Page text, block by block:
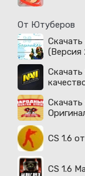
От Ютуберов
Скачать
(Версия
Скачать
Скачать
CS 1.6
CS 1.6